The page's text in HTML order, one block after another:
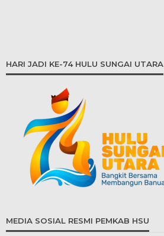
HARI JADI KE-74 HULU SUNGAI UTARA
MEDIA SOSIAL RESMI PEMKAB HSU